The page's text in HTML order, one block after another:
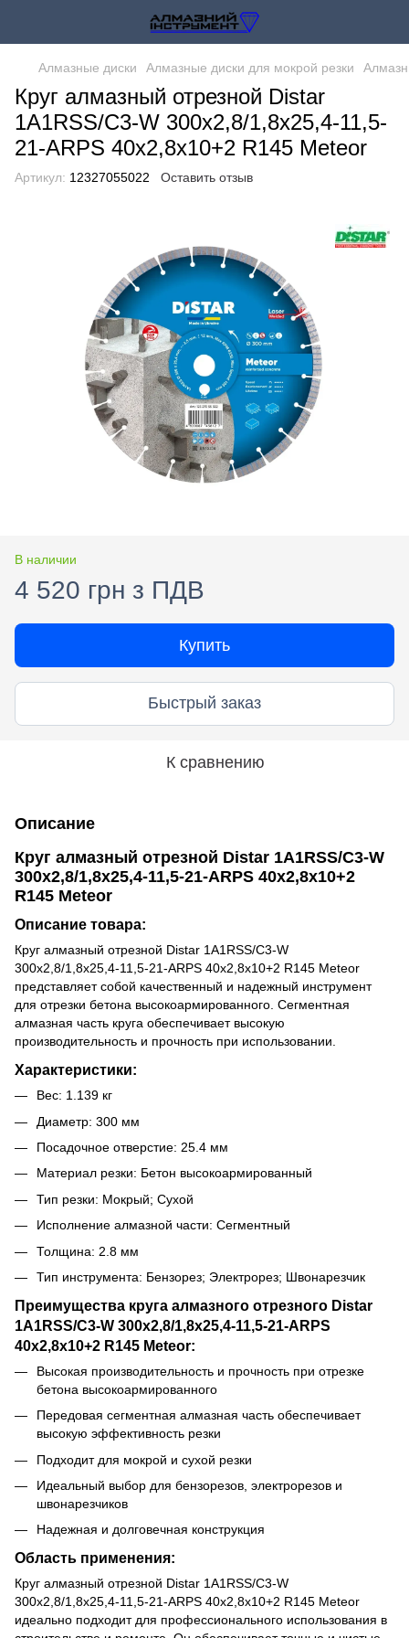
Алмазные диски Алмазные диски для мокрой резки
Круг алмазный отрезной Distar
1A1RSS/C3-W 300x2,8/1,8x25,4-11,5-
21-ARPS 40x2,8x10+2 R145 Meteor
Артикул: 12327055022 Оставить отзыв
В наличии
4 520 грн з ПДВ
Купить
Быстрый заказ
К сравнению
Описание
Круг алмазный отрезной Distar 1A1RSS/C3-W
300x2,8/1,8x25,4-11,5-21-ARPS 40x2,8x10+2
R145 Meteor
Описание товара:
Круг алмазный отрезной Distar 1A1RSS/C3-W
300x2,8/1,8x25,4-11,5-21-ARPS 40x2,8x10+2 R145 Meteor
представляет собой качественный и надежный инструмент
для отрезки бетона высокоармированного. Сегментная
алмазная часть круга обеспечивает высокую
производительность и прочность при использовании.
Характеристики:
Вес: 1.139 кг
Диаметр: 300 мм
Посадочное отверстие: 25.4 мм
Материал резки: Бетон высокоармированный
Тип резки: Мокрый; Сухой
Исполнение алмазной части: Сегментный
Толщина: 2.8 мм
Тип инструмента: Бензорез; Электрорез; Швонарезчик
Преимущества круга алмазного отрезного Distar
1A1RSS/C3-W 300x2,8/1,8x25,4-11,5-21-ARPS
40x2,8x10+2 R145 Meteor:
Высокая производительность и прочность при отрезке
бетона высокоармированного
Передовая сегментная алмазная часть обеспечивает
высокую эффективность резки
Подходит для мокрой и сухой резки
Идеальный выбор для бензорезов, электрорезов и
швонарезчиков
Надежная и долговечная конструкция
Область применения:
Круг алмазный отрезной Distar 1A1RSS/C3-W
300x2,8/1,8x25,4-11,5-21-ARPS 40x2,8x10+2 R145 Meteor
идеально подходит для профессионального использования в